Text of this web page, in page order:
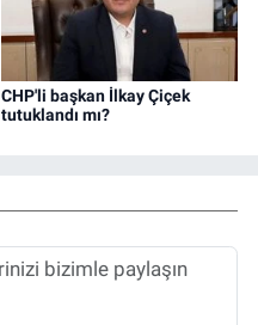
CHP'li başkan İlkay Çiçek
tutuklandı mı?